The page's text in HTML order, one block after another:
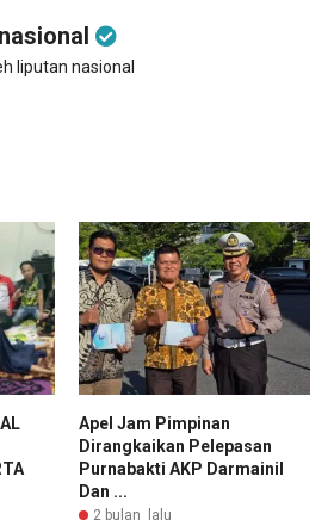
liputan nasional
Apel Jam Pimpinan
Dirangkaikan Pelepasan
Purnabakti AKP Darmainil
Dan ...
2 bulan lalu